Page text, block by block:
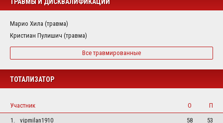
Марио Хила (травма)
Кристиан Пулишич (травма)
Все травмированные
ТОТАЛИЗАТОР
Участник О
П
1.
vipmilan1910 58
53